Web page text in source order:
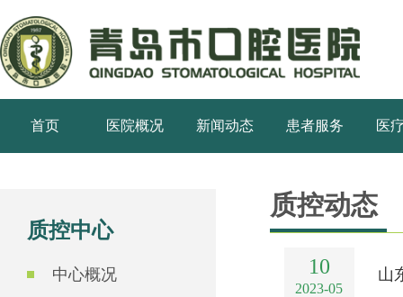
首页 医院概况 新闻动态 患者服务 医
质控中心
中心概况
质控动态
10
2023-05
山